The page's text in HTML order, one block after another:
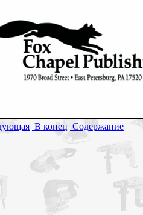
В конец Содержание